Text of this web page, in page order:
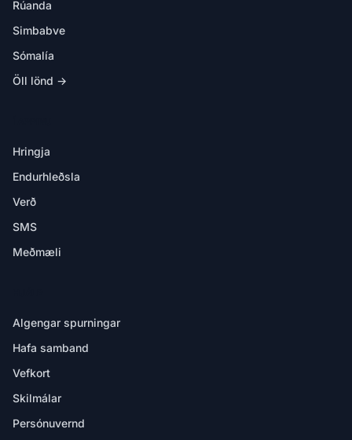
Rúanda
Simbabve
Sómalía
Öll lönd →
Hringja
Endurhleðsla
Verð
SMS
Meðmæli
Algengar spurningar
Hafa samband
Vefkort
Skilmálar
Persónuvernd